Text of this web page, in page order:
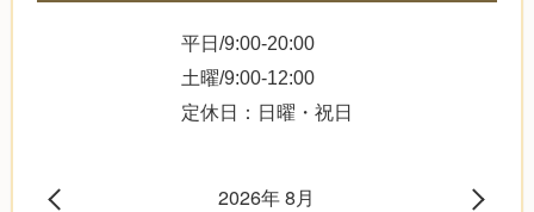
平日/9:00-20:00
土曜/9:00-12:00
定休日：日曜・祝日
2026年 8月